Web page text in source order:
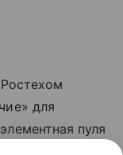
для
пуля